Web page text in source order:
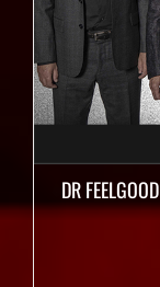
DR FEELGOOD